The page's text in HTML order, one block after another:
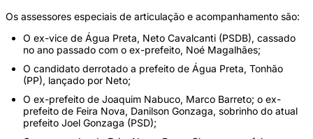
Os assessores especiais de articulação e acompanhamento são:
O ex-vice de Água Preta, Neto Cavalcanti (PSDB), cassado
no ano passado com o ex-prefeito, Noé Magalhães;
O candidato derrotado a prefeito de Água Preta, Tonhão
(PP), lançado por Neto;
O ex-prefeito de Joaquim Nabuco, Marco Barreto; o ex-
prefeito de Feira Nova, Danilson Gonzaga, sobrinho do atual
prefeito Joel Gonzaga (PSD);